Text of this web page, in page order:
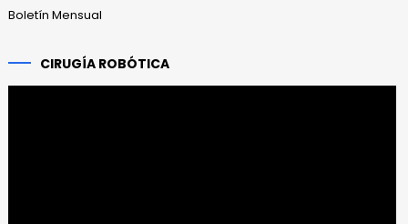
Boletín Mensual
CIRUGÍA ROBÓTICA